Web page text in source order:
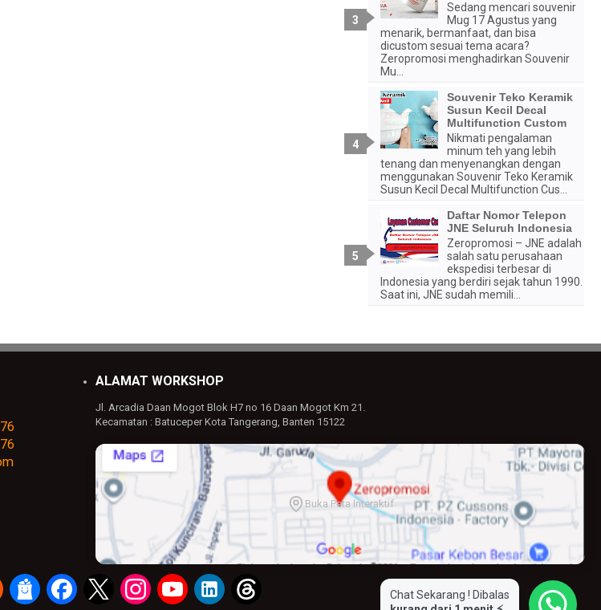
Sedang mencari souvenir
Mug 17 Agustus yang
menarik, bermanfaat, dan bisa
dicustom sesuai tema acara?
Zeropromosi menghadirkan Souvenir
Mu...
Souvenir Teko Keramik
Susun Kecil Decal
Multifunction Custom
Nikmati pengalaman
minum teh yang lebih
tenang dan menyenangkan dengan
menggunakan Souvenir Teko Keramik
Susun Kecil Decal Multifunction Cus...
Daftar Nomor Telepon
JNE Seluruh Indonesia
Zeropromosi – JNE adalah
salah satu perusahaan
ekspedisi terbesar di
Indonesia yang berdiri sejak tahun 1990.
Saat ini, JNE sudah memili...
ALAMAT WORKSHOP
Jl. Arcadia Daan Mogot Blok H7 no 16 Daan Mogot Km 21.
Kecamatan : Batuceper Kota Tangerang, Banten 15122
Buka Peta Interaktif
Chat Sekarang ! Dibalas